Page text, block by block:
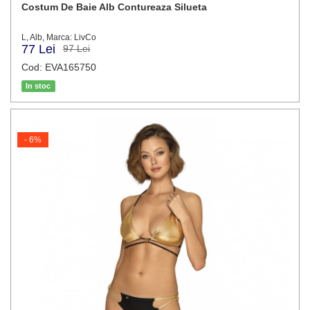
Costum De Baie Alb Contureaza Silueta
L, Alb, Marca: LivCo
77 Lei
97 Lei
Cod: EVA165750
In stoc
- 6%